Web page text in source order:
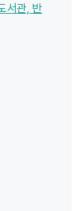
서관, 반